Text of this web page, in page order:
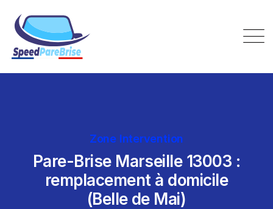
content
Speed Pare-Brise France
Zone Intervention
Pare-Brise Marseille 13003 :
remplacement à domicile
(Belle de Mai)